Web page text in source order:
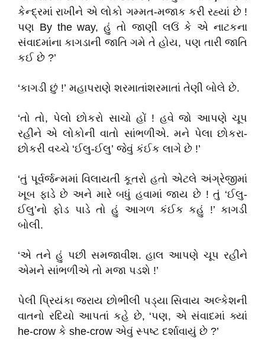
કેન્દ્રમાં રાખીને એ લોકો ગમ્મત-મજાક કરી રહ્યાં છે !
પણ By the way,હું તો જાણી લઉં કે એ નાટકના
સંવાદમાંના કાગડાની જાતિ ગમે તે હોય, પણ તારી જાતિ
કઈ છે ?’
‘કાગડી છુ ં !’ મહાપરાણે શરમાતાંશરમાતાં તેણી બોલે છે.
‘તો તો, પેલો છોકરો સાચો હો ં ! હવે જો આપણે ચૂપ
રહીને એ લોકોની વાતો સાંભળીએ. મને પેલા છોકરા-
છોકરી વચ્ચે ‘ઈલુ-ઈલુ’ જેવું કંઈક લાગે છે !’
‘તું પૂર્વર્જન્મમાં વિલાયતી કૂતરો હતો એટલે અંગ્રેજીમાં
ખૂબ ફાડે છે અને મારે બધું હવામાં જાય છ ે ! તું ‘ઈલુ-
ઈલુ’નો ફોડ પાડે તો હું આગળ કંઈક કહું !’કાગડી
બોલી.
‘એ તને હું પછી સમજાવીશ. હાલ આપણે ચૂપ રહીને
એમને સાંભળીએ તો મજા પડશ ે !’
પેલી પ્રિયંકા જરાય છોભીલી પડ્યા સિવાય અલ્કેશની
વાતનો રદિયો આપતાં કહે છે, ‘પણ, એ સંવાદમાં ક્યાં
he-crow કે she-crow એવું સ્પષ્ટ દર્શાવાયું છે ?’